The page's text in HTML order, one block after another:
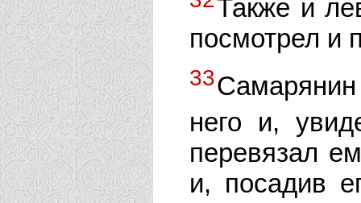
Также и
посмотрел и
33
него и,
перевязал
и, посадив